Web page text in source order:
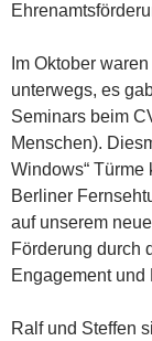
Im Oktober
unterwegs, es
Seminars beim
Menschen).
Windows“ Türme
Berliner
auf unserem
Förderung durch
Engagement
Ralf und Steffen